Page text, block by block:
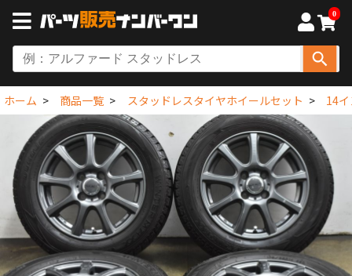
0
ホーム 商品一覧 スタッドレスタイヤホイールセット 14